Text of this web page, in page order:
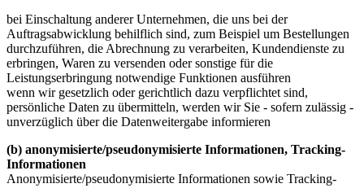
bei Einschaltung anderer Unternehmen, die uns bei der
Auftragsabwicklung behilflich sind, zum Beispiel um Bestellungen
durchzuführen, die Abrechnung zu verarbeiten, Kundendienste zu
erbringen, Waren zu versenden oder sonstige für die
Leistungserbringung notwendige Funktionen ausführen
wenn wir gesetzlich oder gerichtlich dazu verpflichtet sind,
persönliche Daten zu übermitteln, werden wir Sie - sofern zulässig -
unverzüglich über die Datenweitergabe informieren
(b) anonymisierte/pseudonymisierte Informationen, Tracking-
Informationen
Anonymisierte/pseudonymisierte Informationen sowie Tracking-